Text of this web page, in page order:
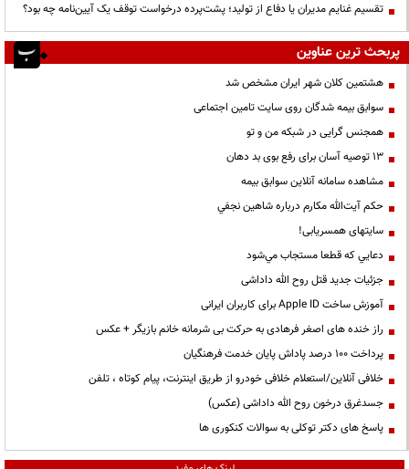
تقسیم غنایم مدیران یا دفاع از تولید؛ پشت‌پرده درخواست توقف یک آیین‌نامه چه بود؟
پربحث ترین عناوین
هشتمین کلان شهر ایران مشخص شد
سوابق بیمه شدگان روی سایت تامین اجتماعی
همجنس گرایی در شبکه من و تو
13 توصیه آسان برای رفع بوی بد دهان
مشاهده سامانه آنلاين سوابق بیمه
حكم آيت‌الله مكارم درباره شاهين نجفي
سایتهای همسریابی!
دعايي كه قطعا مستجاب مي‌شود
جزئیات جدید قتل روح الله داداشی
آموزش ساخت Apple ID برای کاربران ایرانی
راز خنده های اصغر فرهادی به حرکت بی شرمانه خانم بازیگر + عکس
پرداخت ۱۰۰ درصد پاداش پایان خدمت فرهنگیان
خلافی آنلاین/استعلام خلافی خودرو از طریق اینترنت، پیام کوتاه ، تلفن
جسدغرق درخون روح الله داداشی (عکس)
پاسخ های دکتر توکلی به سوالات کنکوری ها